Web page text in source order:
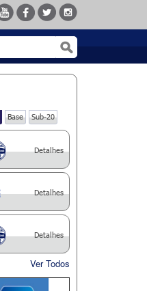
Base Sub-20
Detalhes
Detalhes
Detalhes
Ver Todos